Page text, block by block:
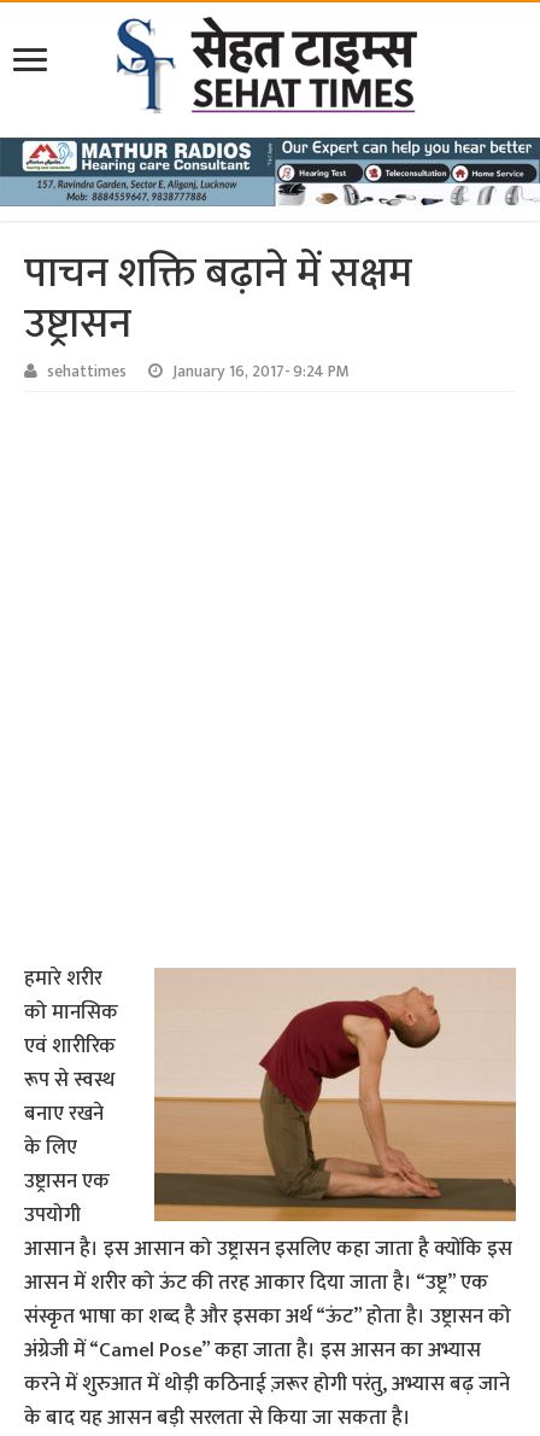
पाचन शक्ति बढ़ाने में सक्षम
उष्ट्रासन
sehattimes January 16, 2017- 9:24 PM
हमारे शरीर
को मानसिक
एवं शारीरिक
रूप से स्वस्थ
बनाए रखने
के लिए
उष्ट्रासन एक
उपयोगी
आसान है। इस आसान को उष्ट्रासन इसलिए कहा जाता है क्योंकि इस
आसन में शरीर को ऊंट की तरह आकार दिया जाता है। “उष्ट्र” एक
संस्कृत भाषा का शब्द है और इसका अर्थ “ऊंट” होता है। उष्ट्रासन को
अंग्रेजी में “Camel Pose” कहा जाता है। इस आसन का अभ्यास
करने में शुरुआत में थोड़ी कठिनाई ज़रूर होगी परंतु, अभ्यास बढ़ जाने
के बाद यह आसन बड़ी सरलता से किया जा सकता है।